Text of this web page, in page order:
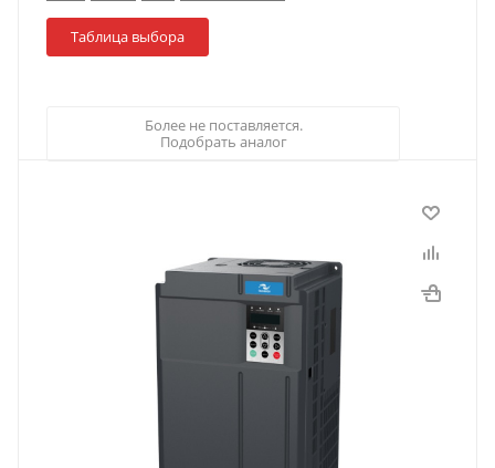
Таблица выбора
Более не поставляется.
Подобрать аналог